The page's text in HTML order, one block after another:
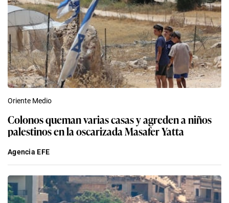
Oriente Medio
Colonos queman varias casas y agreden a niños
palestinos en la oscarizada Masafer Yatta
Agencia EFE